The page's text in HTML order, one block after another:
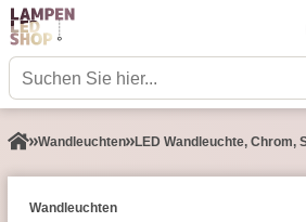
Wand­leuchten LED Wandleuchte, Chrom,
Wand­leuchten